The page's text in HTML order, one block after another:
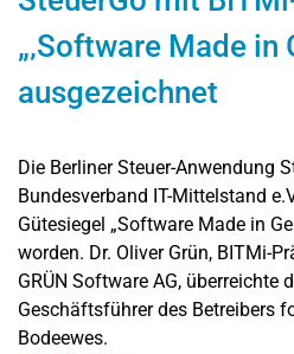
„‚Software Made in
ausgezeichnet
Die Berliner Steuer-Anwendung
Bundesverband IT-Mittelstand
Gütesiegel „Software Made in
worden. Dr. Oliver Grün, BITMi-
GRÜN Software AG, überreichte
Geschäftsführer des Betreibers
Bodeewes.